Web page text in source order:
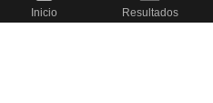
Inicio Resultados